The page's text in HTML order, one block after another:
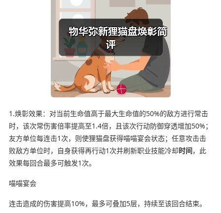
1.焕彰效果：对当前生命值高于最大生命值的50%的敌方进行常击
时，该次常伤害倍率提高至1.4倍，且该次行动防御穿透增加50%；
友方单位每连击1次，则使狸猫盘获得喵喵宴会状态；任意攻击击
败敌方单位时，自身获得再行动1次并刷新职业技能冷却时间，此
效果每回合最多可触发1次。
喵喵宴会
连击造成的伤害提高10%，最多可叠加5层，持续至该回合结束。